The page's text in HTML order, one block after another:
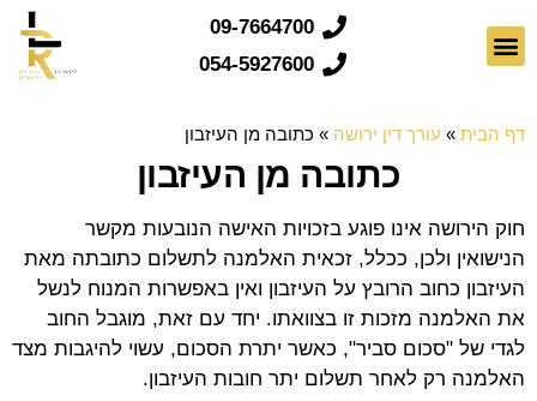
09-7664700
054-5927600
דף הבית » עורך דין ירושה » כתובה מן העיזבון
כתובה מן העיזבון
חוק הירושה אינו פוגע בזכויות האישה הנובעות מקשר
הנישואין ולכן, ככלל, זכאית האלמנה לתשלום כתובתה מאת
העיזבון כחוב הרובץ על העיזבון ואין באפשרות המנוח לנשל
את האלמנה מזכות זו בצוואתו. יחד עם זאת, מוגבל החוב
לגדי של "סכום סביר", כאשר יתרת הסכום, עשוי להיגבות מצד
האלמנה רק לאחר תשלום יתר חובות העיזבון.